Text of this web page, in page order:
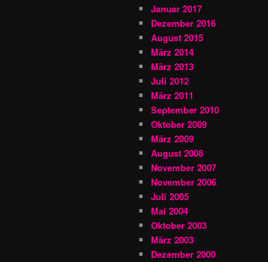
Januar 2017
Dezember 2016
August 2015
März 2014
März 2013
Juli 2012
März 2011
September 2010
Oktober 2009
März 2009
August 2008
November 2007
November 2006
Juli 2005
Mai 2004
Oktober 2003
März 2003
Dezember 2000